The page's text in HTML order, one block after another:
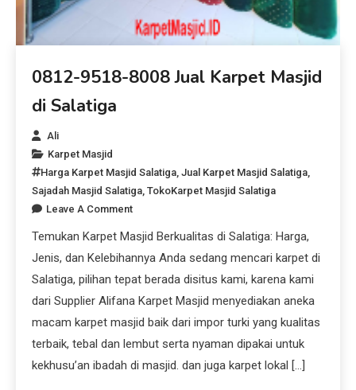
0812-9518-8008 Jual Karpet Masjid
di Salatiga
Ali
Karpet Masjid
Harga Karpet Masjid Salatiga ,Jual Karpet Masjid Salatiga
Sajadah Masjid Salatiga ,TokoKarpet Masjid Salatiga
Leave A Comment
Temukan Karpet Masjid Berkualitas di Salatiga: Harga,
Jenis, dan Kelebihannya Anda sedang mencari karpet di
Salatiga, pilihan tepat berada disitus kami, karena kami
dari Supplier Alifana Karpet Masjid menyediakan aneka
macam karpet masjid baik dari impor turki yang kualitas
terbaik, tebal dan lembut serta nyaman dipakai untuk
kekhusu’an ibadah di masjid. dan juga karpet lokal […]